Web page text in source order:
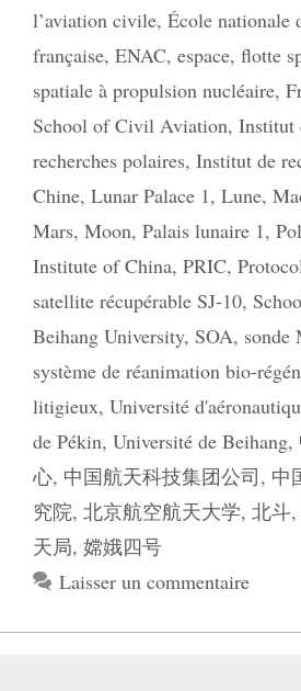
l’aviation civile, École nationale
française, ENAC, espace, flotte
spatiale à propulsion nucléaire,
School of Civil Aviation, Institut
recherches polaires, Institut de
Chine, Lunar Palace 1, Lune,
Mars, Moon, Palais lunaire 1,
Institute of China, PRIC,
satellite récupérable SJ-10,
Beihang University, SOA, sonde
système de réanimation bio-
litigieux, Université
de Pékin, Université de Beihang,
心, 中国航天科技集团公司, 中
究院, 北京航空航天大学, 北斗,
天局, 嫦娥四号
Laisser un commentaire